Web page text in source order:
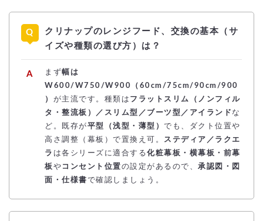
クリナップのレンジフード、交換の基本（サ
イズや種類の選び方）は？
まず幅は
W600/W750/W900（60cm/75cm/90cm/900
） が主流です。種類は フラットスリム（ノンフィル
タ・整流板）／スリム型／ブーツ型／アイランド な
ど。既存が平型（浅型・薄型） でも、ダクト位置や
高さ調整（幕板）で置換え可。 ステディア／ラクエ
ラ は各シリーズに適合する化粧幕板・横幕板・前幕
板や コンセント位置の設定があるので、 承認図・図
面・仕様書で確認しましょう。